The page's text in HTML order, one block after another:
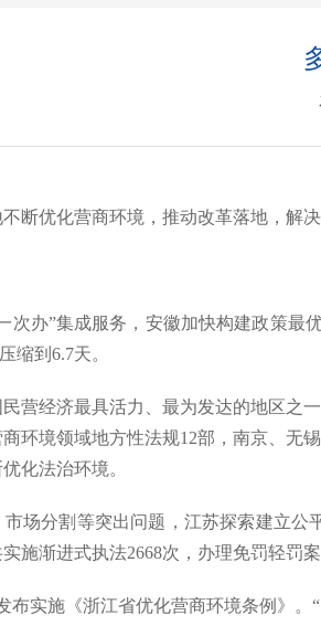
不断优化营商环境，推动改革落地，解
办”集成服务，安徽加快构建政策最优
缩到6.7天。
经济最具活力、最为发达的地区之一
环境领域地方性法规12部，南京、无
化法治环境。
分割等突出问题，江苏探索建立公平
施渐进式执法2668次，办理免罚轻罚
实施《浙江省优化营商环境条例》。